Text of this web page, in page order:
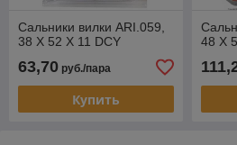
Сальники вилки ARI.059,
38 X 52 X 11 DCY
63,70 руб./пара
Купить
48 X